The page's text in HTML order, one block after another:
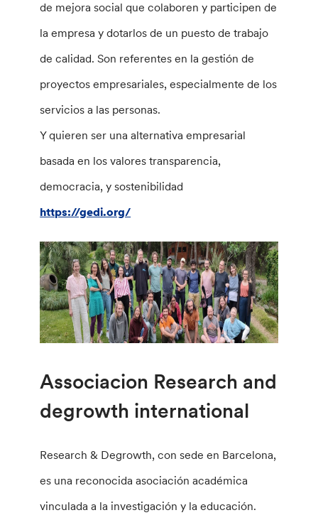
de mejora social que colaboren y participen de
la empresa y dotarlos de un puesto de trabajo
de calidad. Son referentes en la gestión de
proyectos empresariales, especialmente de los
servicios a las personas.
Y quieren ser una alternativa empresarial
basada en los valores transparencia,
democracia, y sostenibilidad
https://gedi.org/
Associacion Research and
degrowth international
Research & Degrowth, con sede en Barcelona,
es una reconocida asociación académica
vinculada a la investigación y la educación.